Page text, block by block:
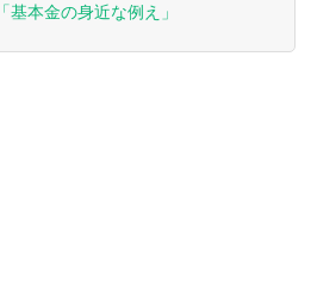
基本金の身近な例え」